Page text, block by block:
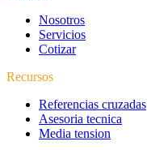
Nosotros
Servicios
Cotizar
Recursos
Referencias cruzadas
Asesoria tecnica
Media tension